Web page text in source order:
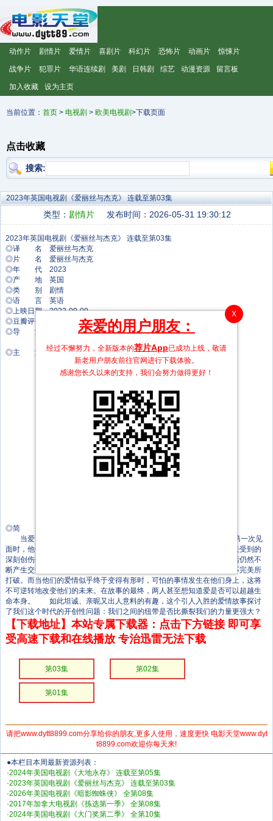
动作片 剧情片 爱情片 喜剧片 科幻片 恐怖片 动画片 惊悚片
战争片 犯罪片 华语连续剧 美剧 日韩剧 综艺 动漫资源 留言板
加入收藏 设为主页
当前位置： 首页 > 电视剧 > 欧美电视剧>下载页面
点击收藏
搜索:
2023年英国电视剧《爱丽丝与杰克》 连载至第03集
类型： 剧情片 发布时间：2026-05-31 19:30:12
◎译 名 爱丽丝与杰克
◎片 名 爱丽丝与杰克
◎年 代 2023
◎产 地 英国
◎类 别 剧情
◎语 言 英语
◎上映日期 2023-09-09
◎豆瓣评分 0.0
◎导 演 尤霍·库奥斯曼恩
◎主 演 杰克·本斯
Tom Chapman
Rachel Adedeji
Tommy McDonnell
德雷克·霍萨姆
多姆纳尔·格里森
泰利莎·特谢拉
埃拉·布鲁科莱里
◎简 介
当爱丽丝（安德丽娅·赖斯伯勒 饰）和杰克（多姆纳尔·格里森 饰）第一次见
面时，他们之间产生了一种强大到似乎无法打破的联系。但爱丽丝在过去受到的
深刻创伤使她拒绝了杰克，两人分道扬镳。在随后的几年里，他们的生活仍然不
断产生交集。但每一次他们之间纯粹爱情都被环境、过去或他们自己的不完美所
打破。而当他们的爱情似乎终于变得有形时，可怕的事情发生在他们身上，这将
不可逆转地改变他们的未来。在故事的最终，两人甚至想知道爱是否可以超越生
命本身。 如此坦诚、亲昵又出人意料的有趣，这个引人入胜的爱情故事探讨
了我们这个时代的开创性问题：我们之间的纽带是否比撕裂我们的力量更强大？
【下载地址】本站专属下载器：点击下方链接 即可享
受高速下载和在线播放 专治迅雷无法下载
第03集 第02集
第01集
请把www.dytt8899.com分享给你的朋友,更多人使用，速度更快 电影天堂www.dyt
t8899.com欢迎你每天来!
●本栏目本周最新资源列表：
·2024年美国电视剧《大地永存》 连载至第05集
·2023年英国电视剧《爱丽丝与杰克》 连载至第03集
·2026年美国电视剧《暗影蜘蛛侠》 全第08集
·2017年加拿大电视剧《拣选第一季》 全第08集
·2024年美国电视剧《大门奖第二季》 全第10集
X
亲爱的用户朋友：
经过不懈努力，全新版本的荐片App已成功上线，敬请
新老用户朋友前往官网进行下载体验。
感谢您长久以来的支持，我们会努力做得更好！